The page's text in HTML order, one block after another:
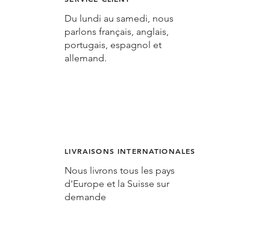
Du lundi au samedi, nous
parlons français, anglais,
portugais, espagnol et
allemand.
LIVRAISONS INTERNATIONALES
Nous livrons tous les pays
d'Europe et la Suisse sur
demande